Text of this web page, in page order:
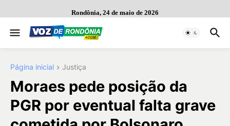
Rondônia, 24 de maio de 2026
Página inicial Justiça
Moraes pede posição da
PGR por eventual falta grave